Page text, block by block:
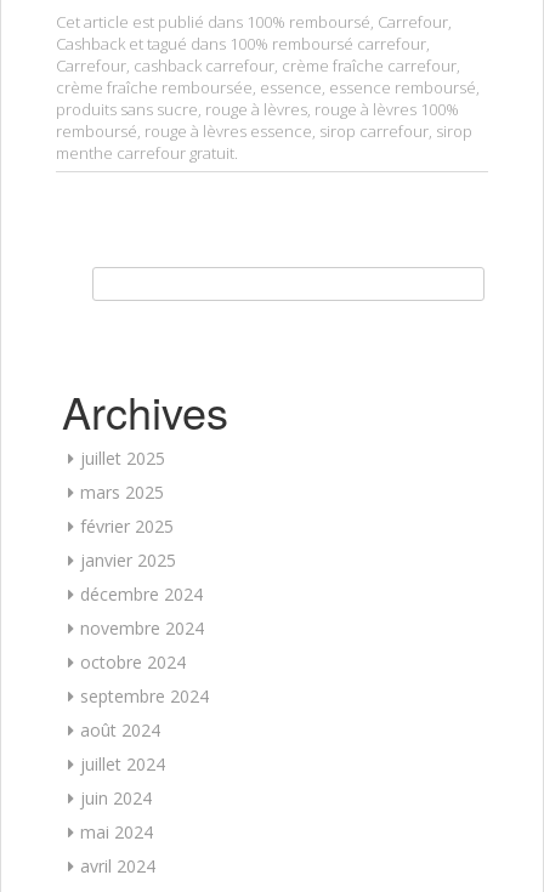
Cet article est publié dans 100% remboursé, Carrefour,
Cashback et tagué dans 100% remboursé carrefour,
Carrefour, cashback carrefour, crème fraîche carrefour,
crème fraîche remboursée, essence, essence remboursé,
produits sans sucre, rouge à lèvres, rouge à lèvres 100%
remboursé, rouge à lèvres essence, sirop carrefour, sirop
menthe carrefour gratuit.
Archives
juillet 2025
mars 2025
février 2025
janvier 2025
décembre 2024
novembre 2024
octobre 2024
septembre 2024
août 2024
juillet 2024
juin 2024
mai 2024
avril 2024